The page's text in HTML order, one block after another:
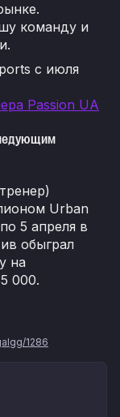
команду и
с июля
Passion UA
Urban
5 апреля в
обыграл
на
000.
1286